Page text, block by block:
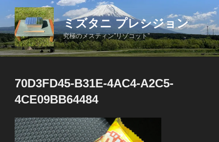
ン
テ
ン
ツ
ミズタニ プレシジョン
究極のメスティン”リゾコット”
70D3FD45-B31E-4AC4-A2C5-
4CE09BB64484